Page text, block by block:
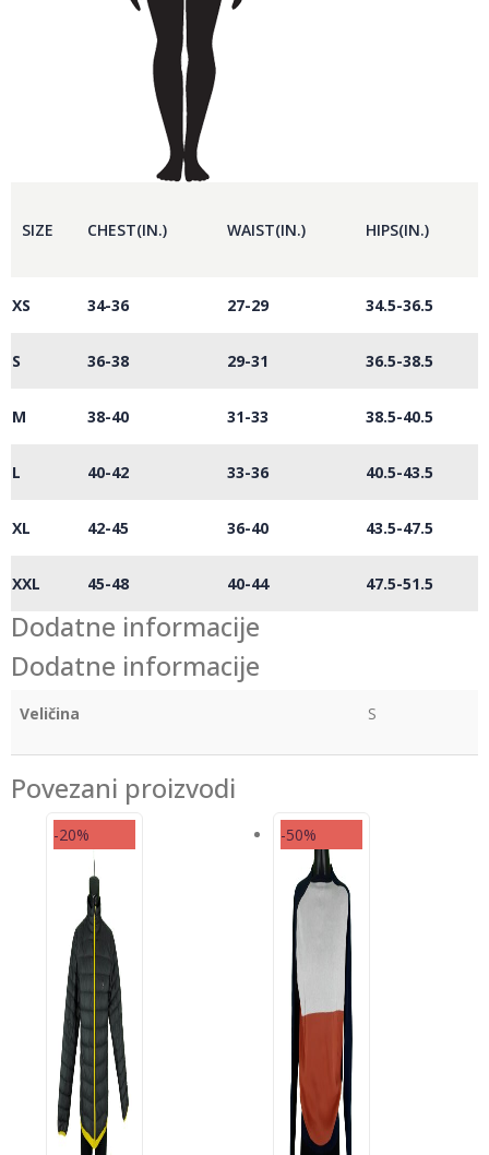
SIZE CHEST(IN.) WAIST(IN.) HIPS(IN.)
XS 34-36 27-29 34.5-36.5
S 36-38 29-31 36.5-38.5
M 38-40 31-33 38.5-40.5
L 40-42 33-36 40.5-43.5
XL 42-45 36-40 43.5-47.5
XXL 45-48 40-44 47.5-51.5
Dodatne informacije
Dodatne informacije
Veličina S
Povezani proizvodi
-20% -50%